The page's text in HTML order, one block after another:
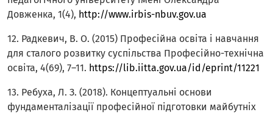
Довженка, 1(4), http://www.irbis-nbuv.gov.ua
12. Радкевич, В. О. (2015) Професійна освіта і навчання
для сталого розвитку суспільства Професійно-технічна
освіта, 4(69), 7–11. https://lib.iitta.gov.ua/id/eprint/11221
13. Ребуха, Л. З. (2018). Концептуальні основи
фундаменталізації професійної підготовки майбутніх